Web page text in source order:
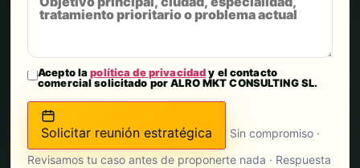
Acepto lapolítica de privacidady el contacto
comercial solicitado por ALRO MKT CONSULTING SL.
Solicitar reunión estratégica
Sin compromiso ·
Revisamos tu caso antes de proponerte nada · Respuesta